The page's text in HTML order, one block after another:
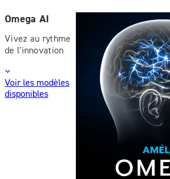
Omega AI
Vivez au rythme
de l'innovation
Voir les modèles
disponibles